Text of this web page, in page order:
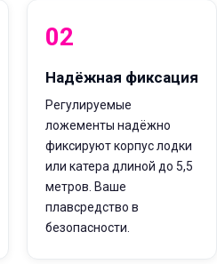
02
Надёжная фиксация
Регулируемые
ложементы надёжно
фиксируют корпус лодки
или катера длиной до 5,5
метров. Ваше
плавсредство в
безопасности.